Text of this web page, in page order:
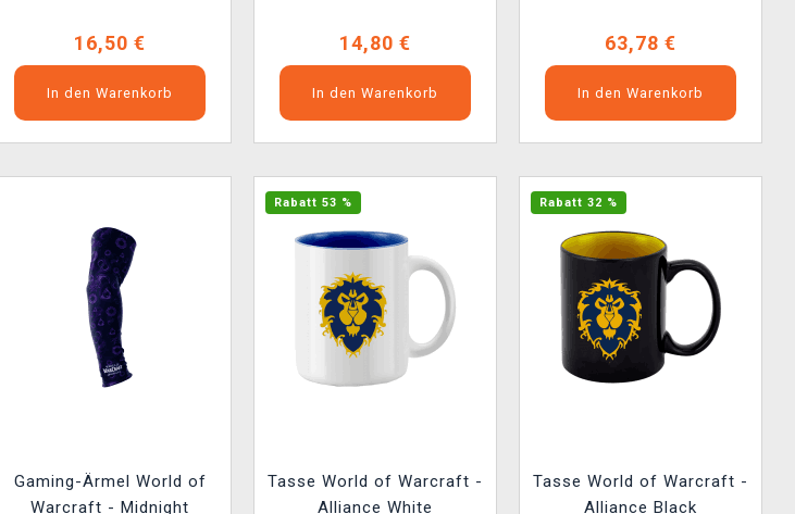
16,50 €
In den Warenkorb
14,80 €
In den Warenkorb
63,78 €
In den Warenkorb
Gaming-Ärmel World of
Warcraft - Midnight
Rabatt 53 %
Tasse World of Warcraft -
Alliance White
Rabatt 32 %
Tasse World of Warcraft -
Alliance Black